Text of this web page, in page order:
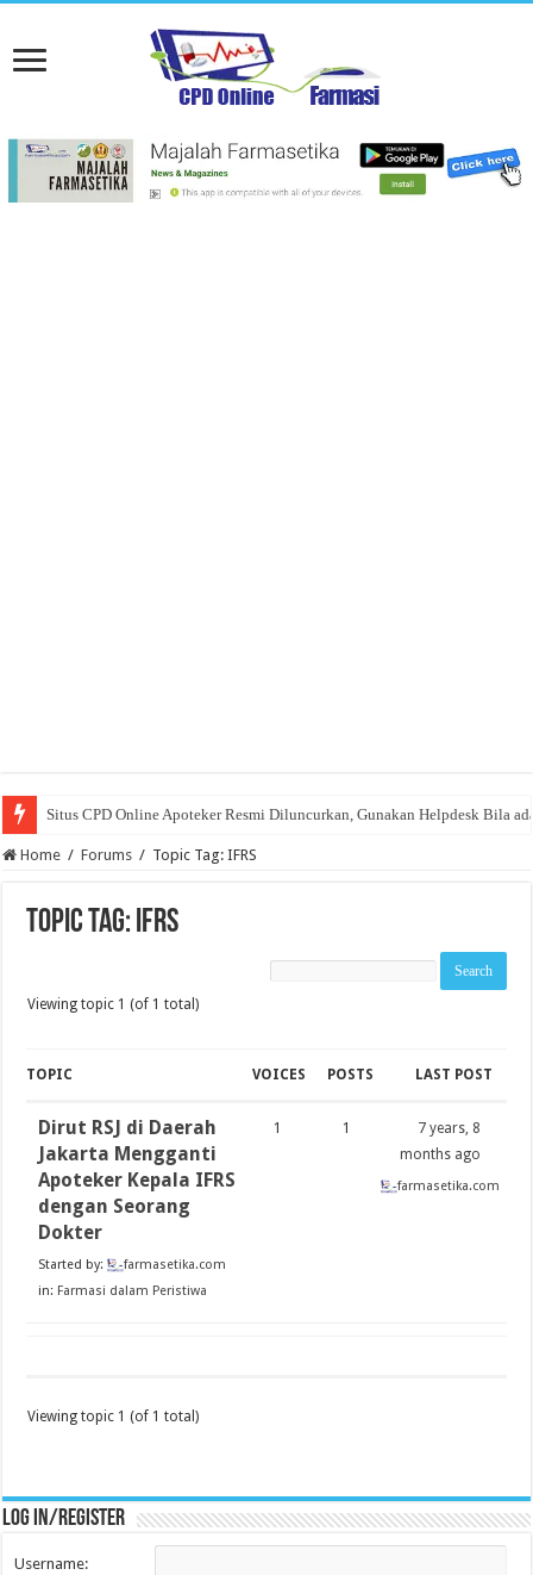
Situs CPD Online Apoteker Resmi Diluncurkan, Gunakan Helpdesk Bila
Home / Forums / Topic Tag: IFRS
Topic Tag: IFRS
Viewing topic 1 (of 1 total)
TOPIC VOICES POSTS LAST POST
Dirut RSJ di Daerah
Jakarta Mengganti
Apoteker Kepala IFRS
dengan Seorang
Dokter
Started by:
farmasetika.com
in: Farmasi dalam Peristiwa
1 1
7 years, 8
months ago
farmasetika.com
Viewing topic 1 (of 1 total)
Log in/register
Username: